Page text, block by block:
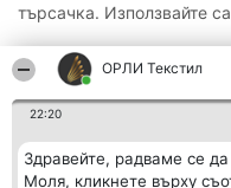
ОРЛИ Текстил
22:20
Здравейте, радваме се
Моля, кликнете върху
търсачка. Използвайте